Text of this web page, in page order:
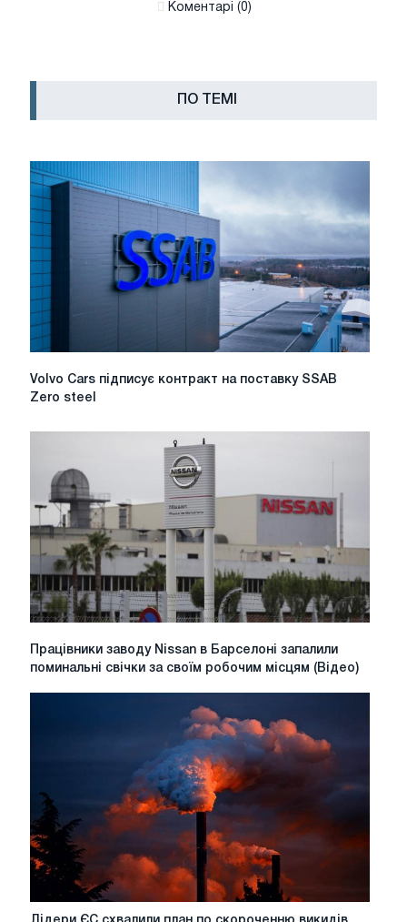
Коментарі (0)
ПО ТЕМІ
Volvo
Cars
контракт
поставку
SSAB
Zero
steel
Volvo Cars підписує контракт на поставку SSAB
Zero steel
Працівники
за
своїм
робочим
місцям
(Відео)
Працівники заводу Nissan в Барселоні запалили
поминальні свічки за своїм робочим місцям (Відео)
Лідери